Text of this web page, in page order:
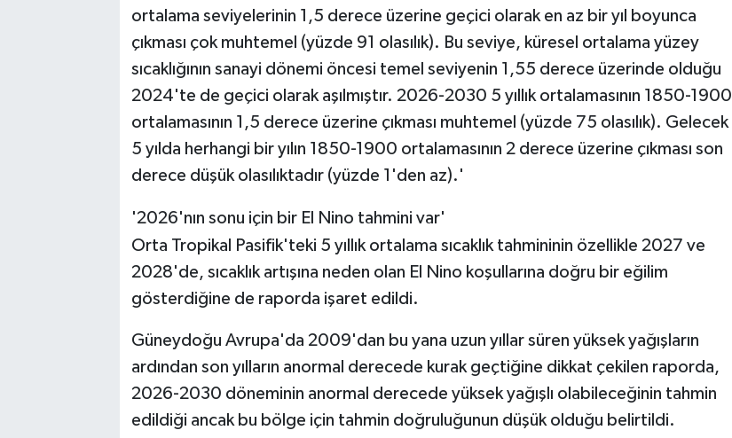
ortalama seviyelerinin 1,5 derece üzerine geçici olarak en az bir yıl boyunca
çıkması çok muhtemel (yüzde 91 olasılık). Bu seviye, küresel ortalama yüzey
sıcaklığının sanayi dönemi öncesi temel seviyenin 1,55 derece üzerinde olduğu
2024'te de geçici olarak aşılmıştır. 2026-2030 5 yıllık ortalamasının 1850-1900
ortalamasının 1,5 derece üzerine çıkması muhtemel (yüzde 75 olasılık). Gelecek
5 yılda herhangi bir yılın 1850-1900 ortalamasının 2 derece üzerine çıkması son
derece düşük olasılıktadır (yüzde 1'den az).'
'2026'nın sonu için bir El Nino tahmini var'
Orta Tropikal Pasifik'teki 5 yıllık ortalama sıcaklık tahmininin özellikle 2027 ve
2028'de, sıcaklık artışına neden olan El Nino koşullarına doğru bir eğilim
gösterdiğine de raporda işaret edildi.
Güneydoğu Avrupa'da 2009'dan bu yana uzun yıllar süren yüksek yağışların
ardından son yılların anormal derecede kurak geçtiğine dikkat çekilen raporda,
2026-2030 döneminin anormal derecede yüksek yağışlı olabileceğinin tahmin
edildiği ancak bu bölge için tahmin doğruluğunun düşük olduğu belirtildi.